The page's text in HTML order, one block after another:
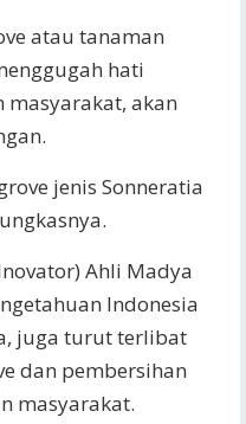
atau tanaman
hati
masyarakat, akan
jenis Sonneratia
Ahli Madya
Indonesia
juga turut terlibat
dan pembersihan
masyarakat.